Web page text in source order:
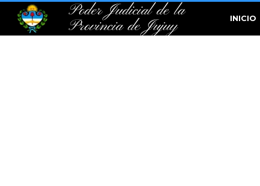
Poder Judicial de la
Provincia de Jujuy
INICIO